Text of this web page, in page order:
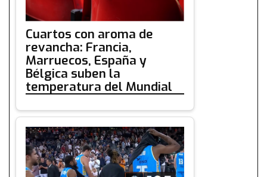
Cuartos con aroma de
revancha: Francia,
Marruecos, España y
Bélgica suben la
temperatura del Mundial